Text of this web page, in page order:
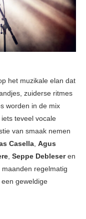
het muzikale elan dat
zuiderse ritmes
worden in de mix
teveel vocale
van smaak nemen
Casella, Agus
, Seppe Debleseren
regelmatig
geweldige